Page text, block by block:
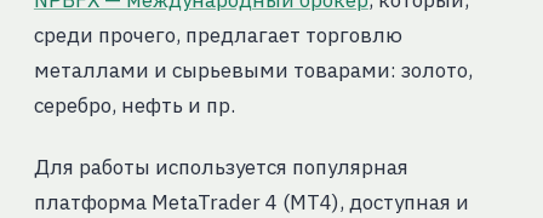
среди прочего, предлагает торговлю
металлами и сырьевыми товарами: золото,
серебро, нефть и пр.
Для работы используется популярная
платформа MetaTrader 4 (MT4), доступная и